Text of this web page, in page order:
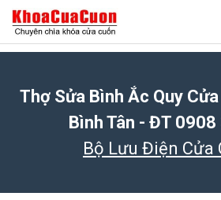
Thợ Sửa Bình Ắc Quy
Bình Tân - ĐT
Bộ Lưu Điện Cửa